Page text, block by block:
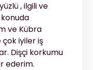
, ilgili ve
ve Kübra
iyiler iş
Dişçi korkumu
ederim.